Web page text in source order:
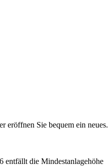
eröffnen Sie bequem ein neues.
entfällt die Mindestanlagehöhe